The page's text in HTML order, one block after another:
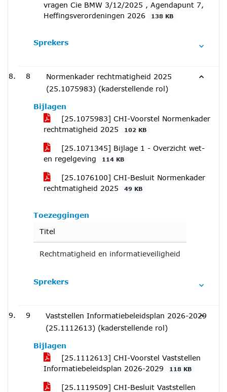
vragen Cie BMW 3/12/2025 , Agendapunt 7,
Heffingsverordeningen 2026
138 KB
Sprekers
8
Normenkader rechtmatigheid 2025
(25.1075983) (kaderstellende rol)
Bijlagen
[25.1075983] CHI-Voorstel Normenkader
rechtmatigheid 2025
102 KB
[25.1071345] Bijlage 1 - Overzicht wet-
en regelgeving
114 KB
[25.1076100] CHI-Besluit Normenkader
rechtmatigheid 2025
49 KB
Toezeggingen
Titel
Rechtmatigheid en informatieveiligheid
Sprekers
9
Vaststellen Informatiebeleidsplan 2026-2029
(25.1112613) (kaderstellende rol)
Bijlagen
[25.1112613] CHI-Voorstel Vaststellen
Informatiebeleidsplan 2026-2029
118 KB
[25.1119509] CHI-Besluit Vaststellen